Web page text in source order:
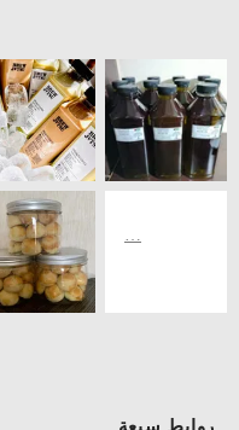
روابط سيعة